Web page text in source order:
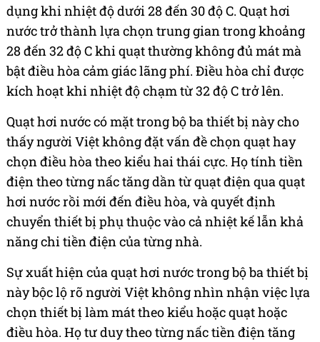
dụng khi nhiệt độ dưới 28 đến 30 độ C. Quạt hơi
nước trở thành lựa chọn trung gian trong khoảng
28 đến 32 độ C khi quạt thường không đủ mát mà
bật điều hòa cảm giác lãng phí. Điều hòa chỉ được
kích hoạt khi nhiệt độ chạm từ 32 độ C trở lên.
Quạt hơi nước có mặt trong bộ ba thiết bị này cho
thấy người Việt không đặt vấn đề chọn quạt hay
chọn điều hòa theo kiểu hai thái cực. Họ tính tiền
điện theo từng nấc tăng dần từ quạt điện qua quạt
hơi nước rồi mới đến điều hòa, và quyết định
chuyển thiết bị phụ thuộc vào cả nhiệt kế lẫn khả
năng chi tiền điện của từng nhà.
Sự xuất hiện của quạt hơi nước trong bộ ba thiết bị
này bộc lộ rõ người Việt không nhìn nhận việc lựa
chọn thiết bị làm mát theo kiểu hoặc quạt hoặc
điều hòa. Họ tư duy theo từng nấc tiền điện tăng